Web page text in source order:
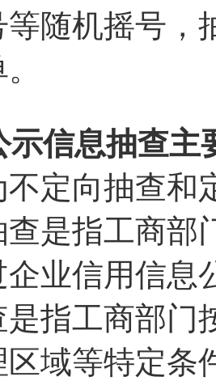
等随机摇号，
示信息抽查
不定向抽查和
是指工商部
企业信用信
是指工商部门
区域等特定条